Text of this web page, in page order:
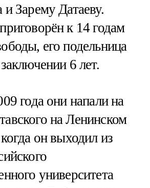
и Зарему Датаеву.
к 14 годам
его подельница
6 лет.
года они напали на
на Ленинском
он выходил из
университета